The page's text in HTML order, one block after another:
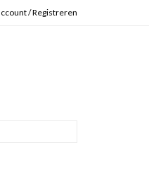
/ Registreren